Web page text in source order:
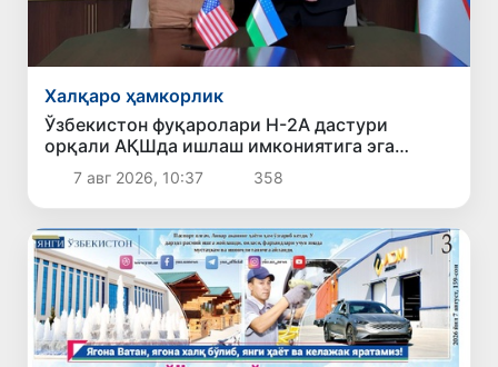
Халқаро ҳамкорлик
Ўзбекистон фуқаролари H-2A дастури
орқали АҚШда ишлаш имкониятига эга
бўлади
7 авг 2026, 10:37 358